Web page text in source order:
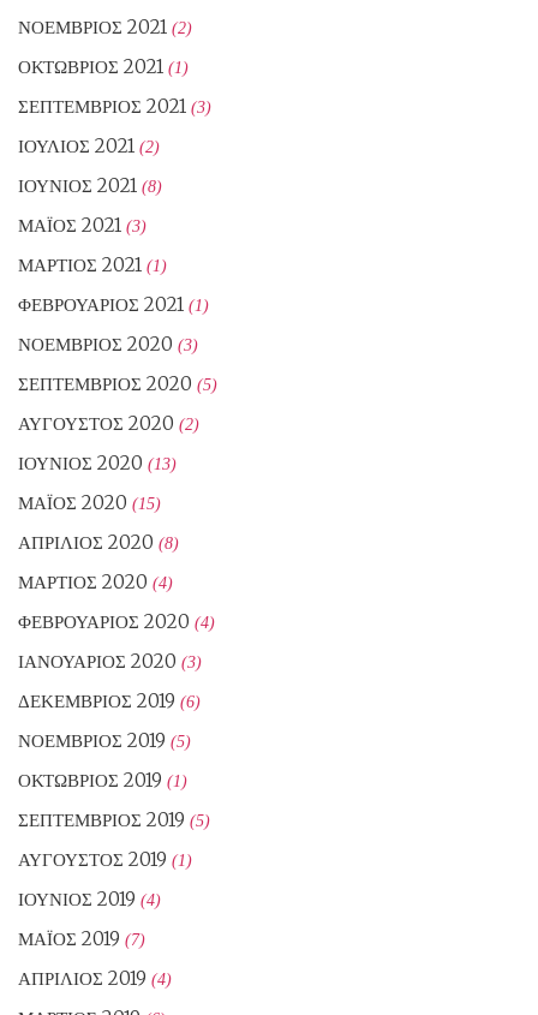
ΝΟΈΜΒΡΙΟΣ 2021 (2)
ΟΚΤΏΒΡΙΟΣ 2021 (1)
ΣΕΠΤΈΜΒΡΙΟΣ 2021 (3)
ΙΟΎΛΙΟΣ 2021 (2)
ΙΟΎΝΙΟΣ 2021 (8)
ΜΆΙΟΣ 2021 (3)
ΜΆΡΤΙΟΣ 2021 (1)
ΦΕΒΡΟΥΆΡΙΟΣ 2021 (1)
ΝΟΈΜΒΡΙΟΣ 2020 (3)
ΣΕΠΤΈΜΒΡΙΟΣ 2020 (5)
ΑΎΓΟΥΣΤΟΣ 2020 (2)
ΙΟΎΝΙΟΣ 2020 (13)
ΜΆΙΟΣ 2020 (15)
ΑΠΡΊΛΙΟΣ 2020 (8)
ΜΆΡΤΙΟΣ 2020 (4)
ΦΕΒΡΟΥΆΡΙΟΣ 2020 (4)
ΙΑΝΟΥΆΡΙΟΣ 2020 (3)
ΔΕΚΈΜΒΡΙΟΣ 2019 (6)
ΝΟΈΜΒΡΙΟΣ 2019 (5)
ΟΚΤΏΒΡΙΟΣ 2019 (1)
ΣΕΠΤΈΜΒΡΙΟΣ 2019 (5)
ΑΎΓΟΥΣΤΟΣ 2019 (1)
ΙΟΎΝΙΟΣ 2019 (4)
ΜΆΙΟΣ 2019 (7)
ΑΠΡΊΛΙΟΣ 2019 (4)